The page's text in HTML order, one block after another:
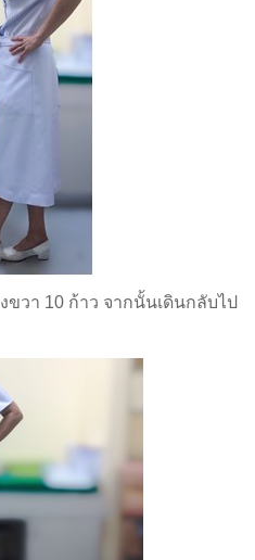
า 10 ก้าว จากนั้นเดินกลับไป